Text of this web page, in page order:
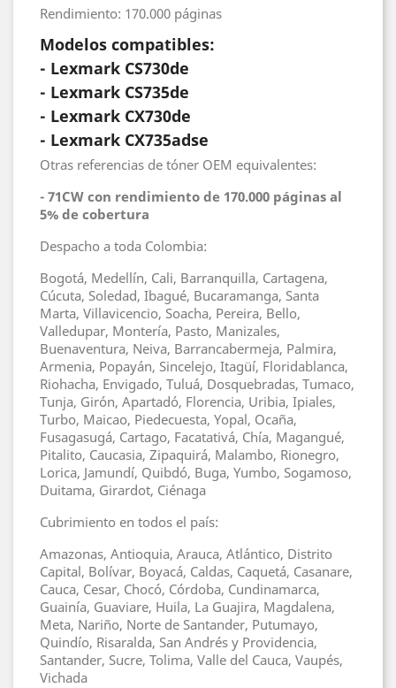
Rendimiento: 170.000 páginas
Modelos compatibles:
- Lexmark CS730de
- Lexmark CS735de
- Lexmark CX730de
- Lexmark CX735adse
Otras referencias de tóner OEM equivalentes:
- 71CW con rendimiento de 170.000 páginas al
5% de cobertura
Despacho a toda Colombia:
Bogotá, Medellín, Cali, Barranquilla, Cartagena,
Cúcuta, Soledad, Ibagué, Bucaramanga, Santa
Marta, Villavicencio, Soacha, Pereira, Bello,
Valledupar, Montería, Pasto, Manizales,
Buenaventura, Neiva, Barrancabermeja, Palmira,
Armenia, Popayán, Sincelejo, Itagüí, Floridablanca,
Riohacha, Envigado, Tuluá, Dosquebradas, Tumaco,
Tunja, Girón, Apartadó, Florencia, Uribia, Ipiales,
Turbo, Maicao, Piedecuesta, Yopal, Ocaña,
Fusagasugá, Cartago, Facatativá, Chía, Magangué,
Pitalito, Caucasia, Zipaquirá, Malambo, Rionegro,
Lorica, Jamundí, Quibdó, Buga, Yumbo, Sogamoso,
Duitama, Girardot, Ciénaga
Cubrimiento en todos el país:
Amazonas, Antioquia, Arauca, Atlántico, Distrito
Capital, Bolívar, Boyacá, Caldas, Caquetá, Casanare,
Cauca, Cesar, Chocó, Córdoba, Cundinamarca,
Guainía, Guaviare, Huila, La Guajira, Magdalena,
Meta, Nariño, Norte de Santander, Putumayo,
Quindío, Risaralda, San Andrés y Providencia,
Santander, Sucre, Tolima, Valle del Cauca, Vaupés,
Vichada